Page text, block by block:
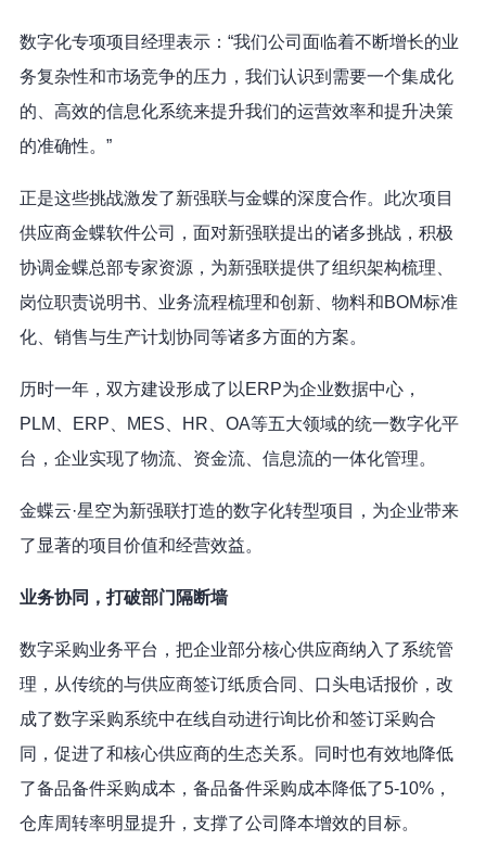
数字化专项项目经理表示：“我们公司面临着不断增长的业
务复杂性和市场竞争的压力，我们认识到需要一个集成化
的、高效的信息化系统来提升我们的运营效率和提升决策
的准确性。”
正是这些挑战激发了新强联与金蝶的深度合作。此次项目
供应商金蝶软件公司，面对新强联提出的诸多挑战，积极
协调金蝶总部专家资源，为新强联提供了组织架构梳理、
岗位职责说明书、业务流程梳理和创新、物料和BOM标准
化、销售与生产计划协同等诸多方面的方案。
历时一年，双方建设形成了以ERP为企业数据中心，
PLM、ERP、MES、HR、OA等五大领域的统一数字化平
台，企业实现了物流、资金流、信息流的一体化管理。
金蝶云·星空为新强联打造的数字化转型项目，为企业带来
了显著的项目价值和经营效益。
业务协同，打破部门隔断墙
数字采购业务平台，把企业部分核心供应商纳入了系统管
理，从传统的与供应商签订纸质合同、口头电话报价，改
成了数字采购系统中在线自动进行询比价和签订采购合
同，促进了和核心供应商的生态关系。同时也有效地降低
了备品备件采购成本，备品备件采购成本降低了5-10%，
仓库周转率明显提升，支撑了公司降本增效的目标。